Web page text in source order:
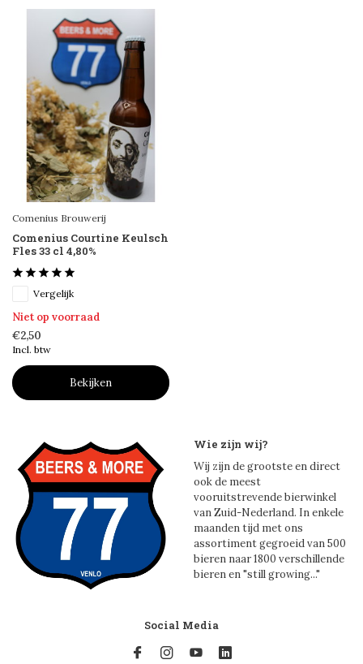
Comenius Brouwerij
Comenius Courtine Keulsch
Fles 33 cl 4,80%
Vergelijk
Niet op voorraad
€2,50
Incl. btw
Bekijken
Wie zijn wij?
Wij zijn de grootste en direct
ook de meest
vooruitstrevende bierwinkel
van Zuid-Nederland. In enkele
maanden tijd met ons
assortiment gegroeid van 500
bieren naar 1800 verschillende
bieren en "still growing..."
Social Media